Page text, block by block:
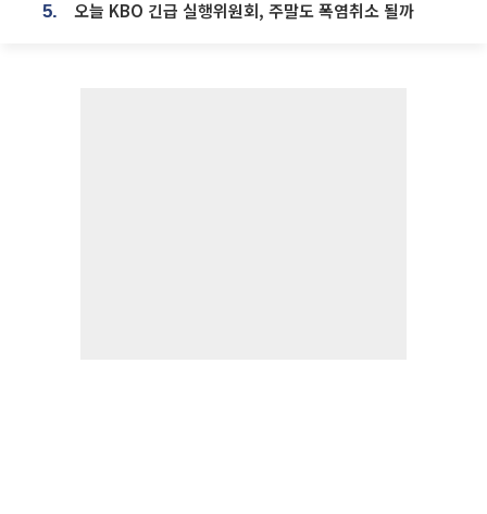
5. 오늘 KBO 긴급 실행위원회, 주말도 폭염취소 될까